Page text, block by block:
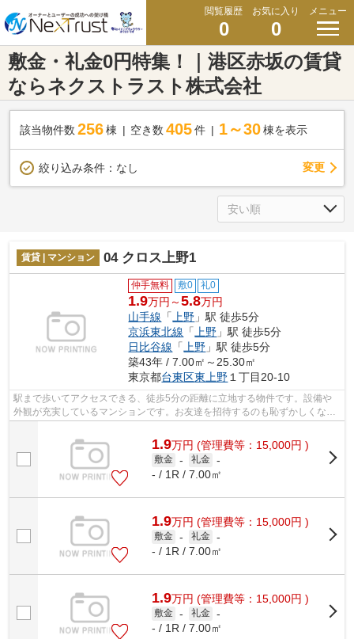
閲覧履歴
0
お気に入り
0
メニュー
敷金・礼金0円特集！｜港区赤坂の賃貸
ならネクストラスト株式会社
該当物件数 256棟 空き数 405 件 1～30 棟を表示
絞り込み条件： なし 変更
賃貸 | マンション 04 クロス上野1
仲手無料 敷0 礼0
1.9万円～5.8万円
山手線 「 上野 」駅 徒歩5分
京浜東北線 「 上野 」駅 徒歩5分
日比谷線 「 上野 」駅 徒歩5分
築43年 / 7.00㎡～25.30㎡
東京都台東区東上野 １丁目20-10
駅まで歩いてアクセスできる、徒歩5分の距離に立地する物件です。設備や
外観が充実しているマンションです。お友達を招待するのも恥ずかしくない
1.9万円 (管理費等：15,000円 )
敷金 - 礼金 -
- / 1R / 7.00㎡
1.9万円 (管理費等：15,000円 )
敷金 - 礼金 -
- / 1R / 7.00㎡
1.9万円 (管理費等：15,000円 )
敷金 - 礼金 -
- / 1R / 7.00㎡